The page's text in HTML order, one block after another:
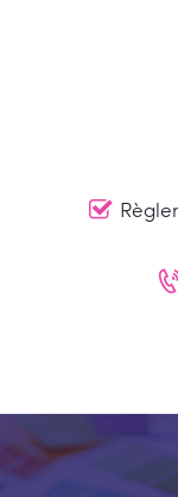
Conception et